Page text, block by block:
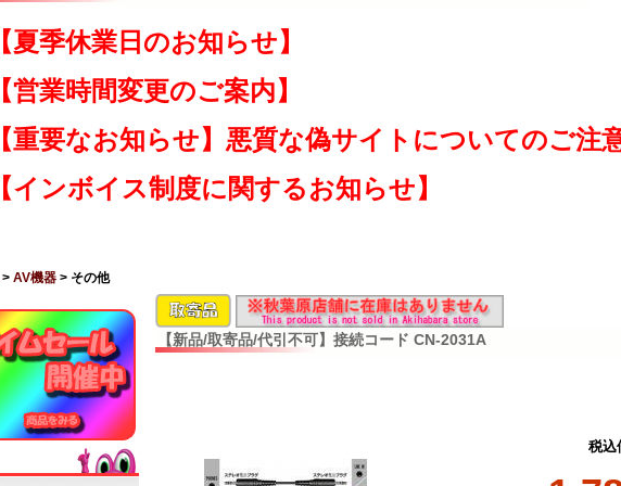
【夏季休業日のお知らせ】
【営業時間変更のご案内】
【重要なお知らせ】悪質な偽サイトについてのご注
【インボイス制度に関するお知らせ】
> AV機器 > その他
【新品/取寄品/代引不可】接続コード CN-2031A
税込